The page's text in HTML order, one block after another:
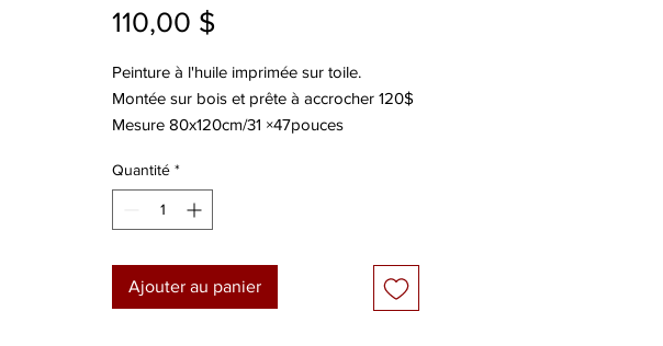
110,00 $Prix
Peinture à l'huile imprimée sur toile.
Montée sur bois et prête à accrocher 120$
Mesure 80x120cm/31 ×47pouces
Quantité *
Ajouter au panier